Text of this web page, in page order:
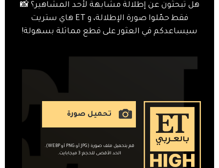
هل تبحثون عن إطلالة مشابهة لأحد المشاهير؟ 📸
فقط حمّلوا صورة الإطلالة، و ET هاي ستريت
سيساعدكم في العثور على قطع مماثلة بسهولة!
تحميل صورة
قم بتحميل ملف صورة (JPG أو PNG أو WEBP).
الحد الأقصى للحجم: 3 ميجابايت.